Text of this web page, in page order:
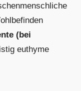
(bei
euthyme